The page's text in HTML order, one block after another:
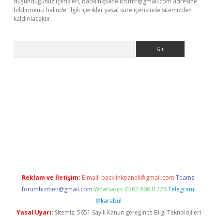
bildirmeniz halinde, ilgili içerikler yasal süre içerisinde sitemizden
kaldırılacaktır.
Reklam ve İletişim: E-mail: backlinkpaneli@gmail.com Teams:
forumhizmeti@gmail.com Whatsapp: 0262 606 0 726 Telegram:
@karabul
Yasal Uyarı: Sitemiz, 5651 Sayılı Kanun gereğince Bilgi Teknolojileri